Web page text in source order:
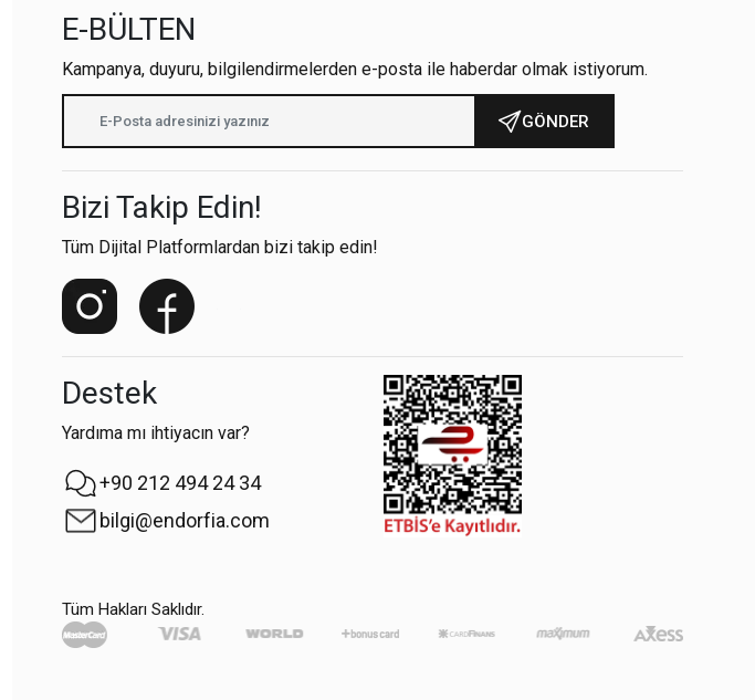
E-BÜLTEN
Kampanya, duyuru, bilgilendirmelerden e-posta ile haberdar olmak istiyorum.
GÖNDER
Bizi Takip Edin!
Tüm Dijital Platformlardan bizi takip edin!
Destek
Yardıma mı ihtiyacın var?
+90 212 494 24 34
bilgi@endorfia.com
Tüm Hakları Saklıdır.